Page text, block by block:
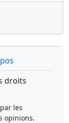
droits
les
opinions.